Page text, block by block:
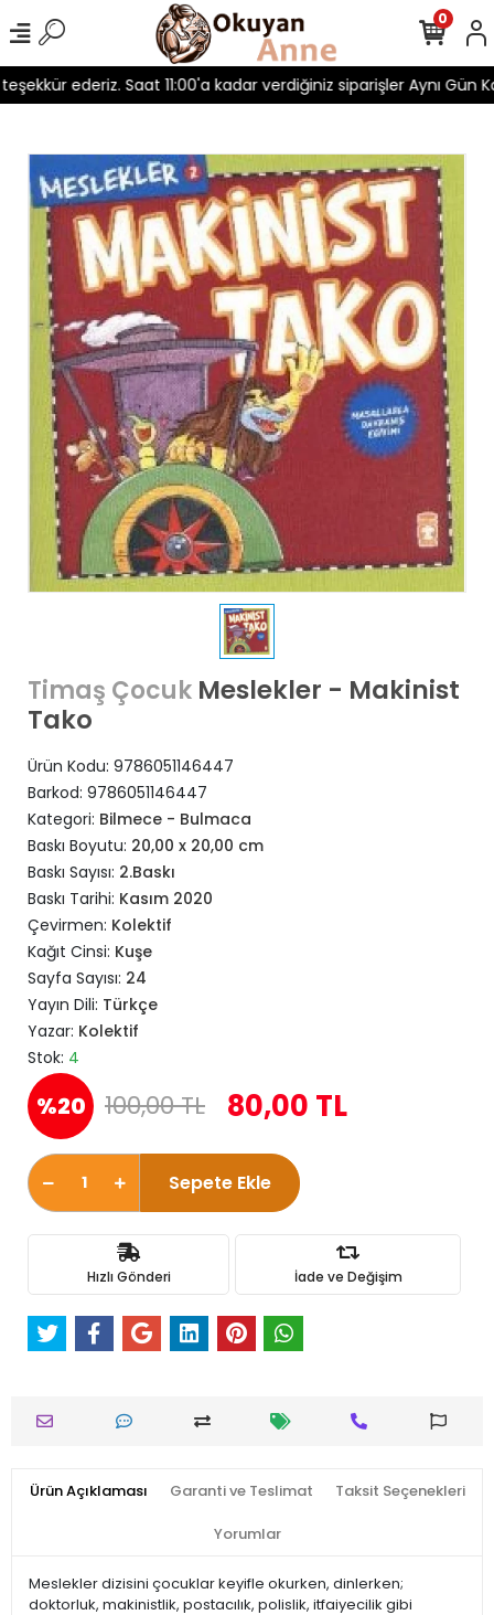
ederiz. Saat 11:00'a kadar verdiğiniz siparişler Aynı Gün
0
Timaş Çocuk Meslekler - Makinist
Tako
Ürün Kodu: 9786051146447
Barkod: 9786051146447
Kategori: Bilmece - Bulmaca
Baskı Boyutu: 20,00 x 20,00 cm
Baskı Sayısı: 2.Baskı
Baskı Tarihi: Kasım 2020
Çevirmen: Kolektif
Kağıt Cinsi: Kuşe
Sayfa Sayısı: 24
Yayın Dili: Türkçe
Yazar: Kolektif
Stok: 4
%20 100,00 TL 80,00 TL
Sepete Ekle
Hızlı Gönderi İade ve Değişim
Ürün Açıklaması Garanti ve Teslimat Taksit Seçenekleri
Yorumlar
Meslekler dizisini çocuklar keyifle okurken, dinlerken;
doktorluk, makinistlik, postacılık, polislik, itfaiyecilik gibi